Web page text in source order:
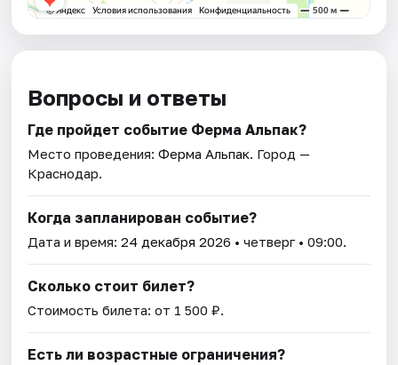
Вопросы и ответы
Где пройдет событие Ферма Альпак?
Место проведения:Ферма Альпак. Город —
Краснодар.
Когда запланирован событие?
Дата и время:24 декабря 2026 • четверг • 09:00.
Сколько стоит билет?
Стоимость билета: от 1 500 ₽.
Есть ли возрастные ограничения?